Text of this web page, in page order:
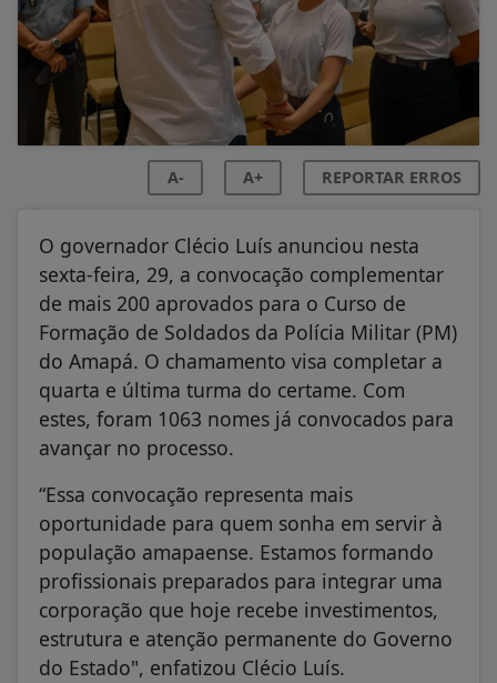
A- A+ REPORTAR ERROS
O governador Clécio Luís anunciou nesta
sexta-feira, 29, a convocação complementar
de mais 200 aprovados para o Curso de
Formação de Soldados da Polícia Militar (PM)
do Amapá. O chamamento visa completar a
quarta e última turma do certame. Com
estes, foram 1063 nomes já convocados para
avançar no processo.
“Essa convocação representa mais
oportunidade para quem sonha em servir à
população amapaense. Estamos formando
profissionais preparados para integrar uma
corporação que hoje recebe investimentos,
estrutura e atenção permanente do Governo
do Estado", enfatizou Clécio Luís.